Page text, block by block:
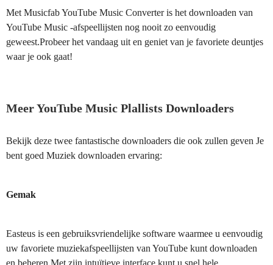
Met Musicfab YouTube Music Converter is het downloaden van
YouTube Music -afspeellijsten nog nooit zo eenvoudig
geweest.Probeer het vandaag uit en geniet van je favoriete deuntjes
waar je ook gaat!
Meer YouTube Music Plallists Downloaders
Bekijk deze twee fantastische downloaders die ook zullen geven Je
bent goed Muziek downloaden ervaring:
Gemak
Easteus is een gebruiksvriendelijke software waarmee u eenvoudig
uw favoriete muziekafspeellijsten van YouTube kunt downloaden
en beheren.Met zijn intuïtieve interface kunt u snel hele